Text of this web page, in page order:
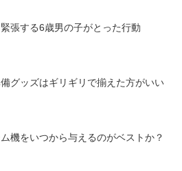
張する6歳男の子がとった行動
グッズはギリギリで揃えた方がいい
機をいつから与えるのがベストか？